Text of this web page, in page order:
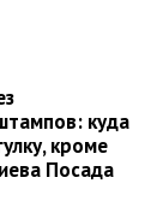
куда
кроме
Посада